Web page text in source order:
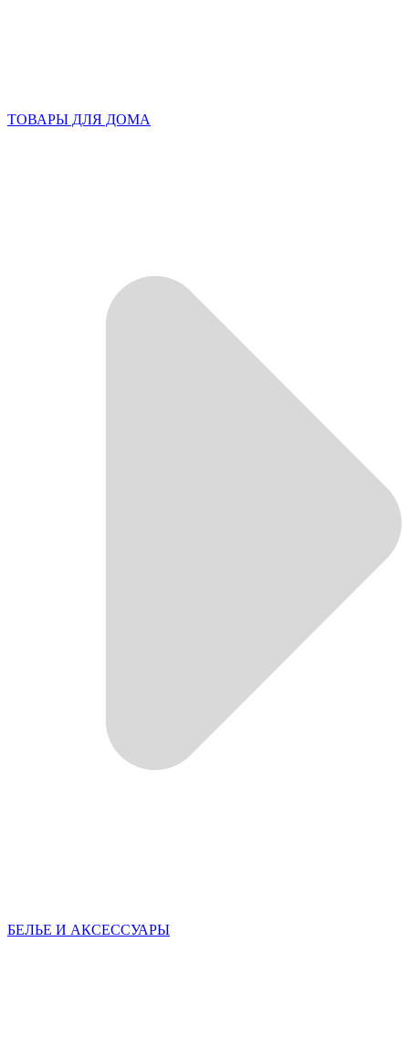
ТОВАРЫ ДЛЯ ДОМА
БЕЛЬЕ И АКСЕССУАРЫ